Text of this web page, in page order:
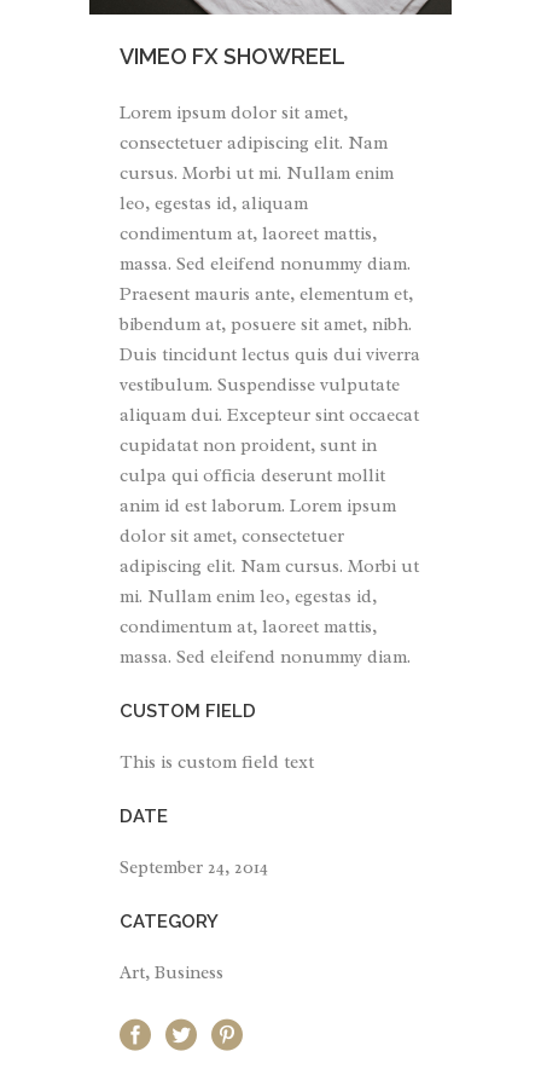
VIMEO FX SHOWREEL
Lorem ipsum dolor sit amet,
consectetuer adipiscing elit. Nam
cursus. Morbi ut mi. Nullam enim
leo, egestas id, aliquam
condimentum at, laoreet mattis,
massa. Sed eleifend nonummy diam.
Praesent mauris ante, elementum et,
bibendum at, posuere sit amet, nibh.
Duis tincidunt lectus quis dui viverra
vestibulum. Suspendisse vulputate
aliquam dui. Excepteur sint occaecat
cupidatat non proident, sunt in
culpa qui officia deserunt mollit
anim id est laborum. Lorem ipsum
dolor sit amet, consectetuer
adipiscing elit. Nam cursus. Morbi ut
mi. Nullam enim leo, egestas id,
condimentum at, laoreet mattis,
massa. Sed eleifend nonummy diam.
CUSTOM FIELD
This is custom field text
DATE
September 24, 2014
CATEGORY
Art, Business